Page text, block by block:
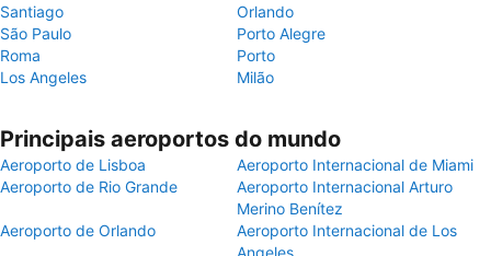
Santiago
Orlando
São Paulo
Porto Alegre
Roma
Porto
Los Angeles
Milão
Principais aeroportos do mundo
Aeroporto de Lisboa
Aeroporto Internacional de Miami
Aeroporto de Rio Grande
Aeroporto Internacional Arturo
Merino Benítez
Aeroporto de Orlando
Aeroporto Internacional de Los
Angeles